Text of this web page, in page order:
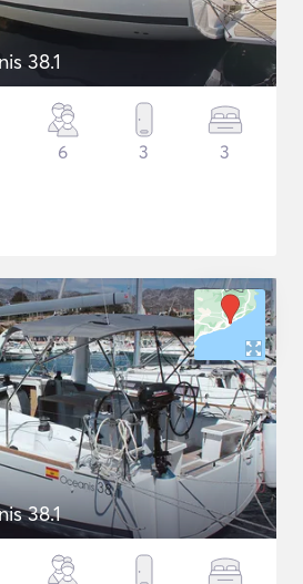
38.1
6 3 3
38.1